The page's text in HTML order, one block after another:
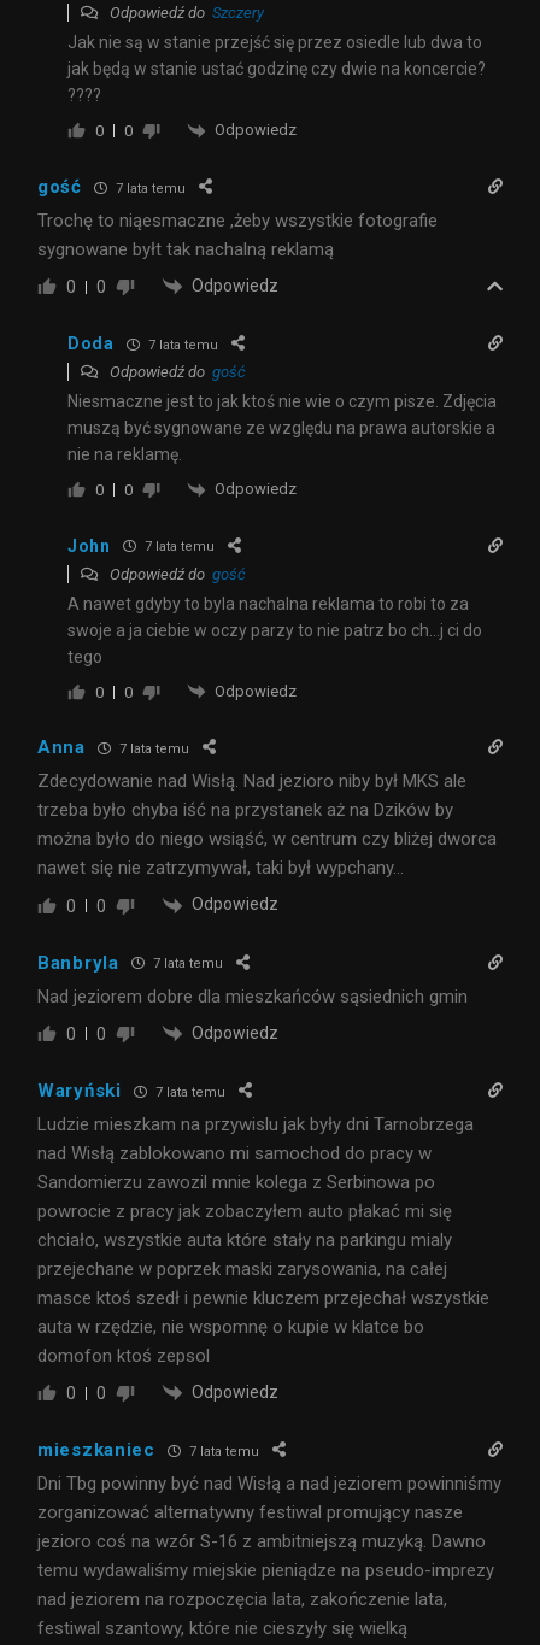
Odpowiedź do Szczery
Jak nie są w stanie przejść się przez osiedle lub dwa to
jak będą w stanie ustać godzinę czy dwie na koncercie?
????
0 0 Odpowiedz
gość 7 lata temu
Trochę to niąesmaczne ,żeby wszystkie fotografie
sygnowane byłt tak nachalną reklamą
0 0 Odpowiedz
Doda 7 lata temu
Odpowiedź do gość
Niesmaczne jest to jak ktoś nie wie o czym pisze. Zdjęcia
muszą być sygnowane ze względu na prawa autorskie a
nie na reklamę.
0 0 Odpowiedz
John 7 lata temu
Odpowiedź do gość
A nawet gdyby to byla nachalna reklama to robi to za
swoje a ja ciebie w oczy parzy to nie patrz bo ch…j ci do
tego
0 0 Odpowiedz
Anna 7 lata temu
Zdecydowanie nad Wisłą. Nad jezioro niby był MKS ale
trzeba było chyba iść na przystanek aż na Dzików by
można było do niego wsiąść, w centrum czy bliżej dworca
nawet się nie zatrzymywał, taki był wypchany…
0 0 Odpowiedz
Banbryla 7 lata temu
Nad jeziorem dobre dla mieszkańców sąsiednich gmin
0 0 Odpowiedz
Waryński 7 lata temu
Ludzie mieszkam na przywislu jak były dni Tarnobrzega
nad Wisłą zablokowano mi samochod do pracy w
Sandomierzu zawozil mnie kolega z Serbinowa po
powrocie z pracy jak zobaczyłem auto płakać mi się
chciało, wszystkie auta które stały na parkingu mialy
przejechane w poprzek maski zarysowania, na całej
masce ktoś szedł i pewnie kluczem przejechał wszystkie
auta w rzędzie, nie wspomnę o kupie w klatce bo
domofon ktoś zepsol
0 0 Odpowiedz
mieszkaniec 7 lata temu
Dni Tbg powinny być nad Wisłą a nad jeziorem powinniśmy
zorganizować alternatywny festiwal promujący nasze
jezioro coś na wzór S-16 z ambitniejszą muzyką. Dawno
temu wydawaliśmy miejskie pieniądze na pseudo-imprezy
nad jeziorem na rozpoczęcia lata, zakończenie lata,
festiwal szantowy, które nie cieszyły się wielką